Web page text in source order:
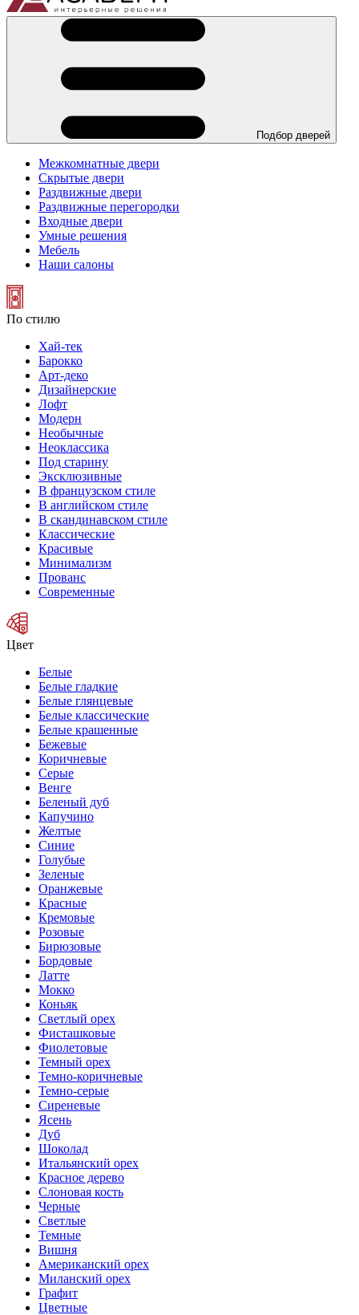
Подбор дверей
Межкомнатные двери
Скрытые двери
Раздвижные двери
Раздвижные перегородки
Входные двери
Умные решения
Мебель
Наши салоны
По стилю
Хай-тек
Барокко
Арт-деко
Дизайнерские
Лофт
Модерн
Необычные
Неоклассика
Под старину
Эксклюзивные
В французском стиле
В английском стиле
В скандинавском стиле
Классические
Красивые
Минимализм
Прованс
Современные
Цвет
Белые
Белые гладкие
Белые глянцевые
Белые классические
Белые крашенные
Бежевые
Коричневые
Серые
Венге
Беленый дуб
Капучино
Желтые
Синие
Голубые
Зеленые
Оранжевые
Красные
Кремовые
Розовые
Бирюзовые
Бордовые
Латте
Мокко
Коньяк
Светлый орех
Фисташковые
Фиолетовые
Темный орех
Темно-коричневые
Темно-серые
Сиреневые
Ясень
Дуб
Шоколад
Итальянский орех
Красное дерево
Слоновая кость
Черные
Светлые
Темные
Вишня
Американский орех
Миланский орех
Графит
Цветные